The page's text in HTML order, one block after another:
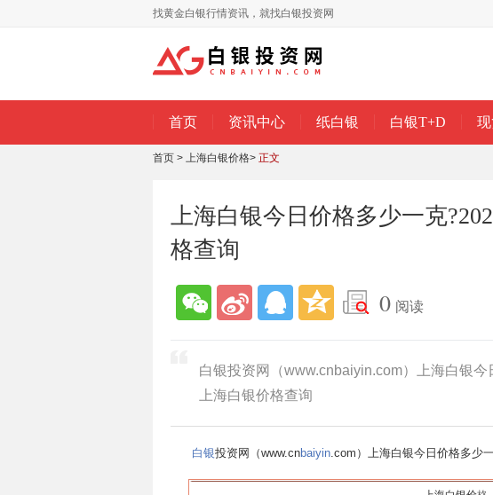
找黄金白银行情资讯，就找白银投资网
首页 资讯中心 纸白银 白银T+D
首页 > 上海白银价格> 正文
上海白银今日价格多少一克
格查询
0 阅读
白银投资网（www.cnbaiyin.com）上海白银
上海白银价格查询
白银投资网（www.cnbaiyin.com）上海白银今日价格多少